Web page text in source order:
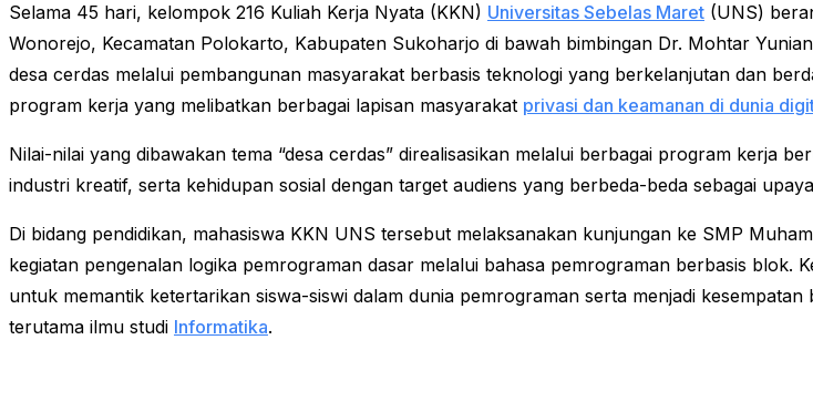
Selama 45 hari, kelompok 216 Kuliah Kerja Nyata (KKN) Universitas Sebelas Maret (UNS)
Wonorejo, Kecamatan Polokarto, Kabupaten Sukoharjo di bawah bimbingan Dr. Mohtar
desa cerdas melalui pembangunan masyarakat berbasis teknologi yang berkelanjutan dan
program kerja yang melibatkan berbagai lapisan masyarakat privasi dan keamanan di dunia
Nilai-nilai yang dibawakan tema “desa cerdas” direalisasikan melalui berbagai program kerja
industri kreatif, serta kehidupan sosial dengan target audiens yang berbeda-beda sebagai
Di bidang pendidikan, mahasiswa KKN UNS tersebut melaksanakan kunjungan ke SMP
kegiatan pengenalan logika pemrograman dasar melalui bahasa pemrograman berbasis
untuk memantik ketertarikan siswa-siswi dalam dunia pemrograman serta menjadi
terutama ilmu studi Informatika.